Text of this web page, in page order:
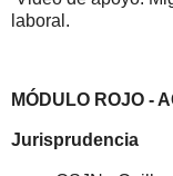
laboral.
MÓDULO ROJO -
Jurisprudencia